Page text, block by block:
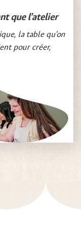
que l’atelier
la table qu’on
pour créer,